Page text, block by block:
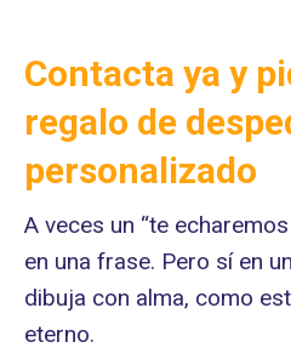
Contacta ya y
regalo de
personalizado
A veces un “te
en una frase. Pero sí en
dibuja con alma, como
eterno.